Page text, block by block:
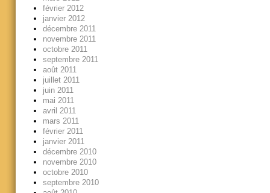
février 2012
janvier 2012
décembre 2011
novembre 2011
octobre 2011
septembre 2011
août 2011
juillet 2011
juin 2011
mai 2011
avril 2011
mars 2011
février 2011
janvier 2011
décembre 2010
novembre 2010
octobre 2010
septembre 2010